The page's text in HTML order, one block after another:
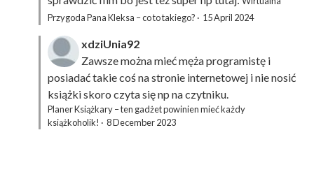
Przygoda Pana Kleksa – co to takiego? · 15 April 2024
xdziUnia92
Zawsze można mieć męża programistę i
posiadać takie coś na stronie internetowej i nie nosić
książki skoro czyta się np na czytniku.
Planer Książkary – ten gadżet powinien mieć każdy
książkoholik! · 8 December 2023